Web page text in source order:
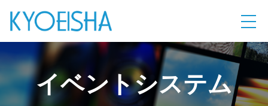
イベントシステム